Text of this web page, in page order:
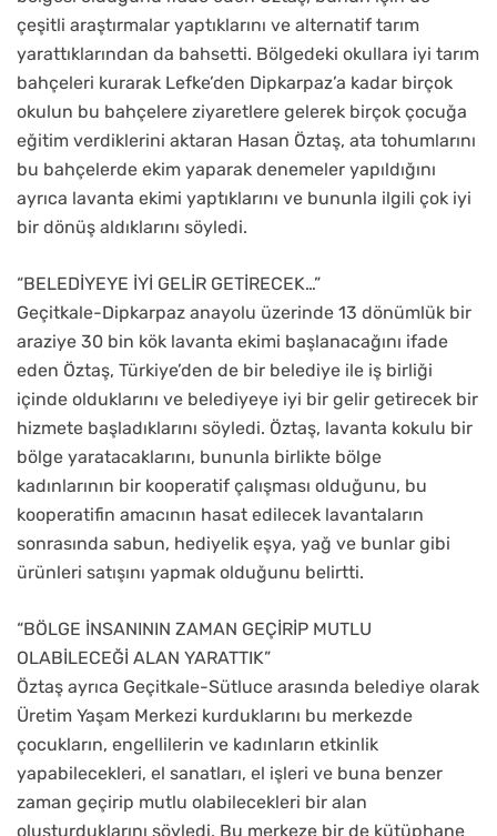
çeşitli araştırmalar yaptıklarını ve alternatif tarım
yarattıklarından da bahsetti. Bölgedeki okullara iyi tarım
bahçeleri kurarak Lefke’den Dipkarpaz’a kadar birçok
okulun bu bahçelere ziyaretlere gelerek birçok çocuğa
eğitim verdiklerini aktaran Hasan Öztaş, ata tohumlarını
bu bahçelerde ekim yaparak denemeler yapıldığını
ayrıca lavanta ekimi yaptıklarını ve bununla ilgili çok iyi
bir dönüş aldıklarını söyledi.
“BELEDİYEYE İYİ GELİR GETİRECEK…”
Geçitkale-Dipkarpaz anayolu üzerinde 13 dönümlük bir
araziye 30 bin kök lavanta ekimi başlanacağını ifade
eden Öztaş, Türkiye’den de bir belediye ile iş birliği
içinde olduklarını ve belediyeye iyi bir gelir getirecek bir
hizmete başladıklarını söyledi. Öztaş, lavanta kokulu bir
bölge yaratacaklarını, bununla birlikte bölge
kadınlarının bir kooperatif çalışması olduğunu, bu
kooperatifin amacının hasat edilecek lavantaların
sonrasında sabun, hediyelik eşya, yağ ve bunlar gibi
ürünleri satışını yapmak olduğunu belirtti.
“BÖLGE İNSANININ ZAMAN GEÇİRİP MUTLU
OLABİLECEĞİ ALAN YARATTIK”
Öztaş ayrıca Geçitkale-Sütluce arasında belediye olarak
Üretim Yaşam Merkezi kurduklarını bu merkezde
çocukların, engellilerin ve kadınların etkinlik
yapabilecekleri, el sanatları, el işleri ve buna benzer
zaman geçirip mutlu olabilecekleri bir alan
oluşturduklarını söyledi. Bu merkeze bir de kütüphane